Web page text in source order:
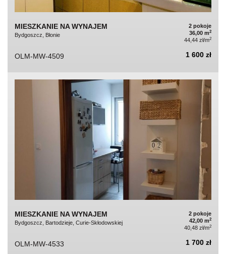
MIESZKANIE NA WYNAJEM
Bydgoszcz, Błonie
2 pokoje
36,00 m2
44,44 zł/m2
OLM-MW-4509 1 600 zł
MIESZKANIE NA WYNAJEM
Bydgoszcz, Bartodzieje, Curie-Skłodowskiej
2 pokoje
42,00 m2
40,48 zł/m2
OLM-MW-4533 1 700 zł